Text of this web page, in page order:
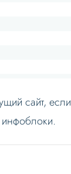
сайт, если
инфоблоки.